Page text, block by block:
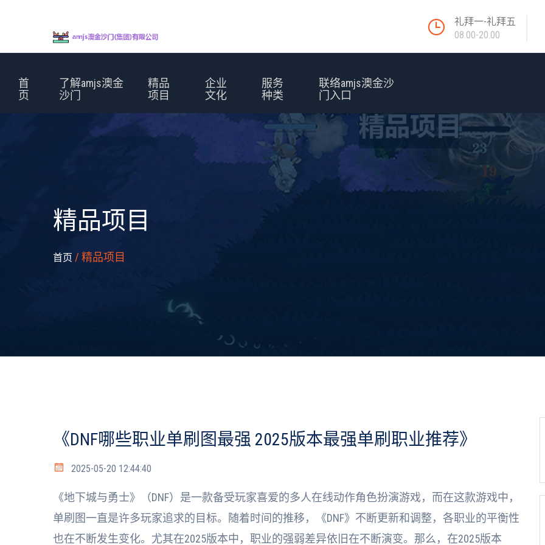
礼拜一-礼拜五
08.00-20.00
首
页
了解amjs澳金
沙门
精品
项目
企业
文化
服务
种类
联络amjs澳金沙
门入口
精品项目
首页 / 精品项目
《DNF哪些职业单刷图最强 2025版本最强单刷职业推荐》
2025-05-20 12:44:40
《地下城与勇士》（DNF）是一款备受玩家喜爱的多人在线动作角色扮演游戏，而在这款游戏中，
单刷图一直是许多玩家追求的目标。随着时间的推移，《DNF》不断更新和调整，各职业的平衡性
也在不断发生变化。尤其在2025版本中，职业的强弱差异依旧在不断演变。那么，在2025版本